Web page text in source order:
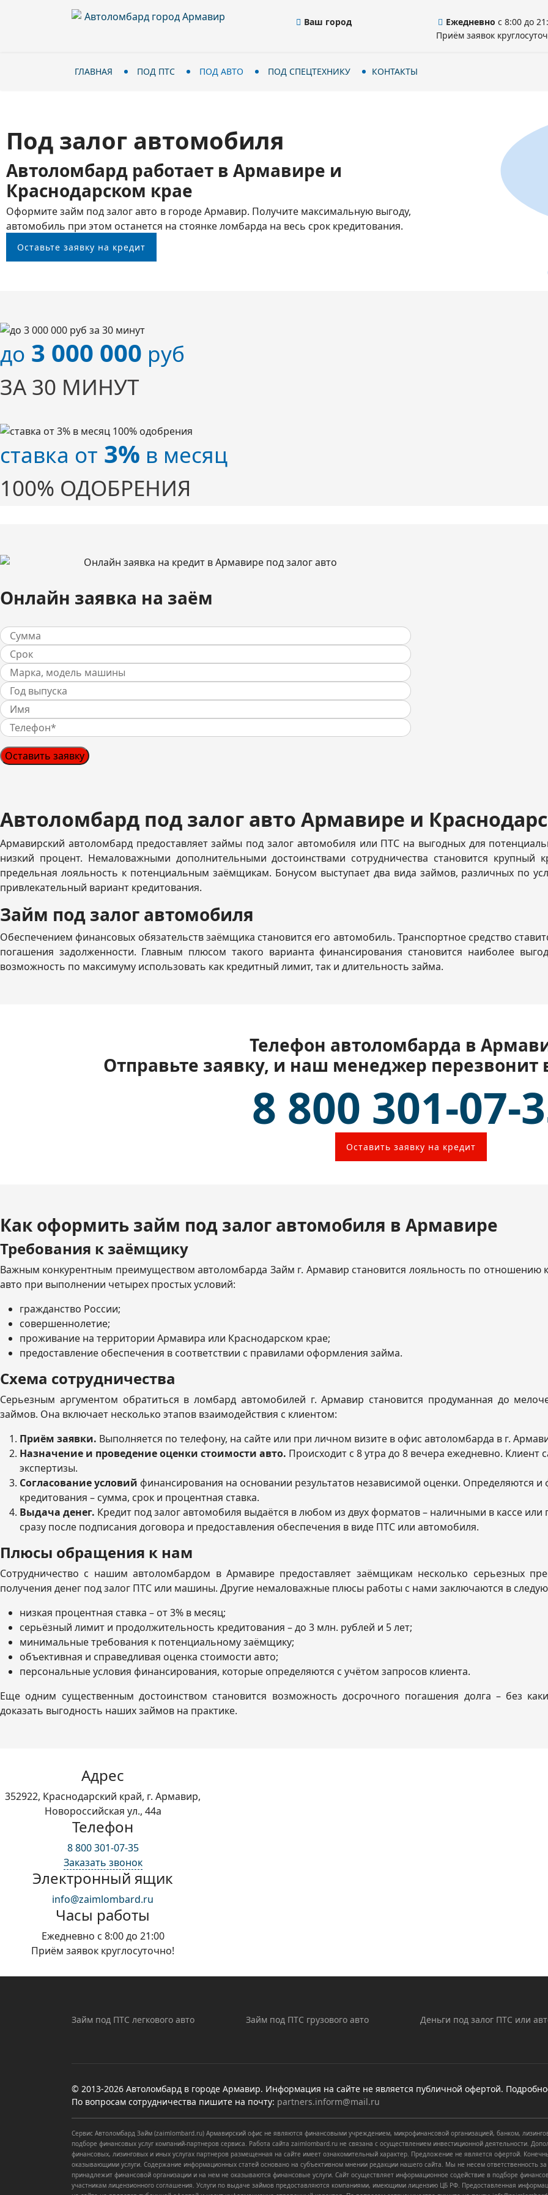
Ваш город Ежедневно с 8:00 до
Приём заявок
ГЛАВНАЯ ПОД ПТС ПОД АВТО ПОД СПЕЦТЕХНИКУ КОНТАКТЫ
Под залог автомобиля
Автоломбард работает в Армавире и
Краснодарском крае
Оформите займ под залог авто в городе Армавир. Получите максимальную выгоду,
автомобиль при этом останется на стоянке ломбарда на весь срок кредитования.
Оставьте заявку на кредит
до 3 000 000 руб
ЗА 30 МИНУТ
ставка от 3% в месяц
100% ОДОБРЕНИЯ
Онлайн заявка на заём
Оставить заявку
Автоломбард под залог авто Армавире и
Армавирский автоломбард предоставляет займы под залог автомобиля или ПТС на выгодных для
низкий процент. Немаловажными дополнительными достоинствами сотрудничества становится
предельная лояльность к потенциальным заёмщикам. Бонусом выступает два вида займов, различных по
привлекательный вариант кредитования.
Займ под залог автомобиля
Обеспечением финансовых обязательств заёмщика становится его автомобиль. Транспортное средство
погашения задолженности. Главным плюсом такого варианта финансирования становится наиболее
возможность по максимуму использовать как кредитный лимит, так и длительность займа.
Телефон автоломбарда в
Отправьте заявку, и наш менеджер перезвонит
8 800 301-07-
Оставить заявку на кредит
Как оформить займ под залог автомобиля в Армавире
Требования к заёмщику
Важным конкурентным преимуществом автоломбарда Займ г. Армавир становится лояльность по отношению
авто при выполнении четырех простых условий:
гражданство России;
совершеннолетие;
проживание на территории Армавира или Краснодарском крае;
предоставление обеспечения в соответствии с правилами оформления займа.
Схема сотрудничества
Серьезным аргументом обратиться в ломбард автомобилей г. Армавир становится продуманная до
займов. Она включает несколько этапов взаимодействия с клиентом:
Приём заявки. Выполняется по телефону, на сайте или при личном визите в офис автоломбарда в г.
Назначение и проведение оценки стоимости авто. Происходит с 8 утра до 8 вечера ежедневно.
экспертизы.
Согласование условий финансирования на основании результатов независимой оценки. Определяются
кредитования – сумма, срок и процентная ставка.
Выдача денег. Кредит под залог автомобиля выдаётся в любом из двух форматов – наличными в кассе
сразу после подписания договора и предоставления обеспечения в виде ПТС или автомобиля.
Плюсы обращения к нам
Сотрудничество с нашим автоломбардом в Армавире предоставляет заёмщикам несколько серьезных
получения денег под залог ПТС или машины. Другие немаловажные плюсы работы с нами заключаются в
низкая процентная ставка – от 3% в месяц;
серьёзный лимит и продолжительность кредитования – до 3 млн. рублей и 5 лет;
минимальные требования к потенциальному заёмщику;
объективная и справедливая оценка стоимости авто;
персональные условия финансирования, которые определяются с учётом запросов клиента.
Еще одним существенным достоинством становится возможность досрочного погашения долга – без
доказать выгодность наших займов на практике.
Адрес
352922, Краснодарский край, г. Армавир,
Новороссийская ул., 44а
Телефон
8 800 301-07-35
Заказать звонок
Электронный ящик
info@zaimlombard.ru
Часы работы
Ежедневно с 8:00 до 21:00
Приём заявок круглосуточно!
Займ под ПТС легкового авто Займ под ПТС грузового авто Деньги под залог ПТС или
© 2013-2026 Автоломбард в городе Армавир. Информация на сайте не является публичной офертой.
По вопросам сотрудничества пишите на почту: partners.inform@mail.ru
Сервис Автоломбард Займ (zaimlombard.ru) Армавирский офис не являются финансовыми учреждением, микрофинансовой организацией, банком,
подборе финансовых услуг компаний-партнеров сервиса. Работа сайта zaimlombard.ru не связана с осуществлением инвестиционной деятельности.
финансовых, лизинговых и иных услугах партнеров размещенная на сайте имеет ознакомительный характер. Предложение не является офертой.
оказывающими услуги. Содержание информационных статей основано на субъективном мнении редакции нашего сайта. Мы не несем ответственность
принадлежит финансовой организации и на нем не оказываются финансовые услуги. Сайт осуществляет информационное содействие в подборе
участникам лицензионного соглашения. Услуги по выдаче займов предоставляются компаниями, имеющими лицензию ЦБ РФ. Предоставленная